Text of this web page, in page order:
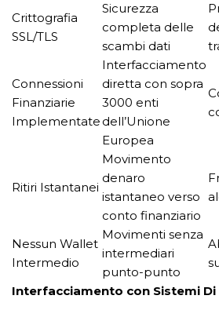
Crittografia
SSL/TLS
Sicurezza
completa delle
scambi dati
Connessioni
Finanziarie
Implementate
Interfacciamento
diretta con sopra
3000 enti
dell’Unione
Europea
Ritiri Istantanei
Movimento
denaro
istantaneo verso
conto finanziario
Nessun Wallet
Intermedio
Movimenti senza
intermediari
punto-punto
Interfacciamento con Sistemi Di